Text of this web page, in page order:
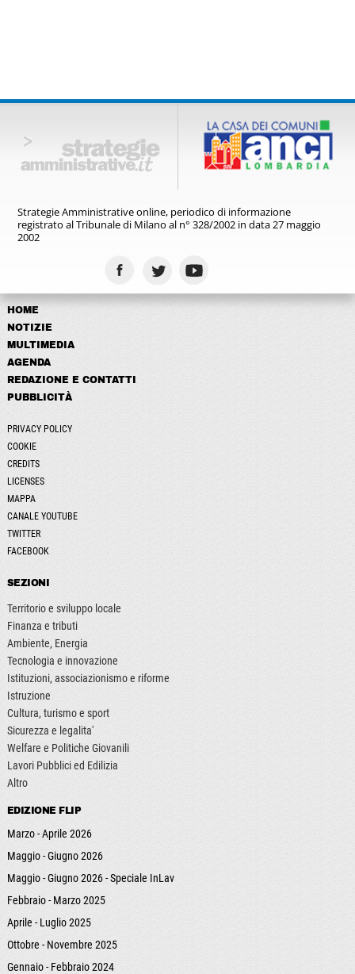
Strategie Amministrative online, periodico di informazione
registratoal Tribunale di Milano al n° 328/2002 in data 27 maggio
2002
HOME
NOTIZIE
MULTIMEDIA
AGENDA
REDAZIONE E CONTATTI
PUBBLICITÀ
PRIVACY POLICY
COOKIE
CREDITS
LICENSES
MAPPA
CANALE YOUTUBE
TWITTER
FACEBOOK
SEZIONI
Territorio e sviluppo locale
Finanza e tributi
Ambiente, Energia
Tecnologia e innovazione
Istituzioni, associazionismo e riforme
Istruzione
Cultura, turismo e sport
Sicurezza e legalita'
Welfare e Politiche Giovanili
Lavori Pubblici ed Edilizia
Altro
EDIZIONE FLIP
Marzo - Aprile 2026
Maggio - Giugno 2026
Maggio - Giugno 2026 - Speciale InLav
Febbraio - Marzo 2025
Aprile - Luglio 2025
Ottobre - Novembre 2025
Gennaio - Febbraio 2024